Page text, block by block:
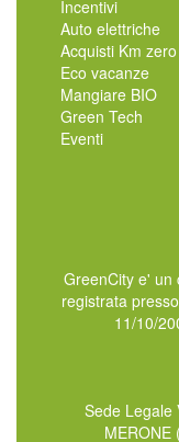
Incentivi
Auto elettriche
Acquisti Km zero
Eco vacanze
Mangiare BIO
Green Tech
Eventi
GreenCity e' un
registrata
11/10/
Sede Legale
MERONE